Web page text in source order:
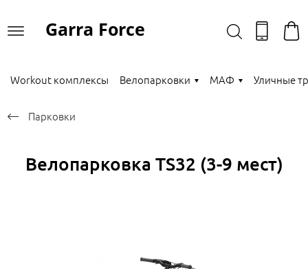
Garra Force
Workout комплексы Велопарковки МАФ Уличные
Парковки
Велопарковка TS32 (3-9 мест)